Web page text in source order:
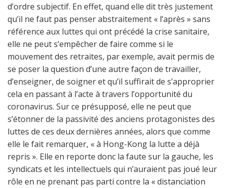
d’ordre subjectif. En effet, quand elle dit très justement
qu’il ne faut pas penser abstraitement « l’après » sans
référence aux luttes qui ont précédé la crise sanitaire,
elle ne peut s’empêcher de faire comme si le
mouvement des retraites, par exemple, avait permis de
se poser la question d’une autre façon de travailler,
d’enseigner, de soigner et qu’il suffirait de s’approprier
cela en passant à l’acte à travers l’opportunité du
coronavirus. Sur ce présupposé, elle ne peut que
s’étonner de la passivité des anciens protagonistes des
luttes de ces deux dernières années, alors que comme
elle le fait remarquer, « à Hong-Kong la lutte a déjà
repris ». Elle en reporte donc la faute sur la gauche, les
syndicats et les intellectuels qui n’auraient pas joué leur
rôle en ne prenant pas parti contre la « distanciation